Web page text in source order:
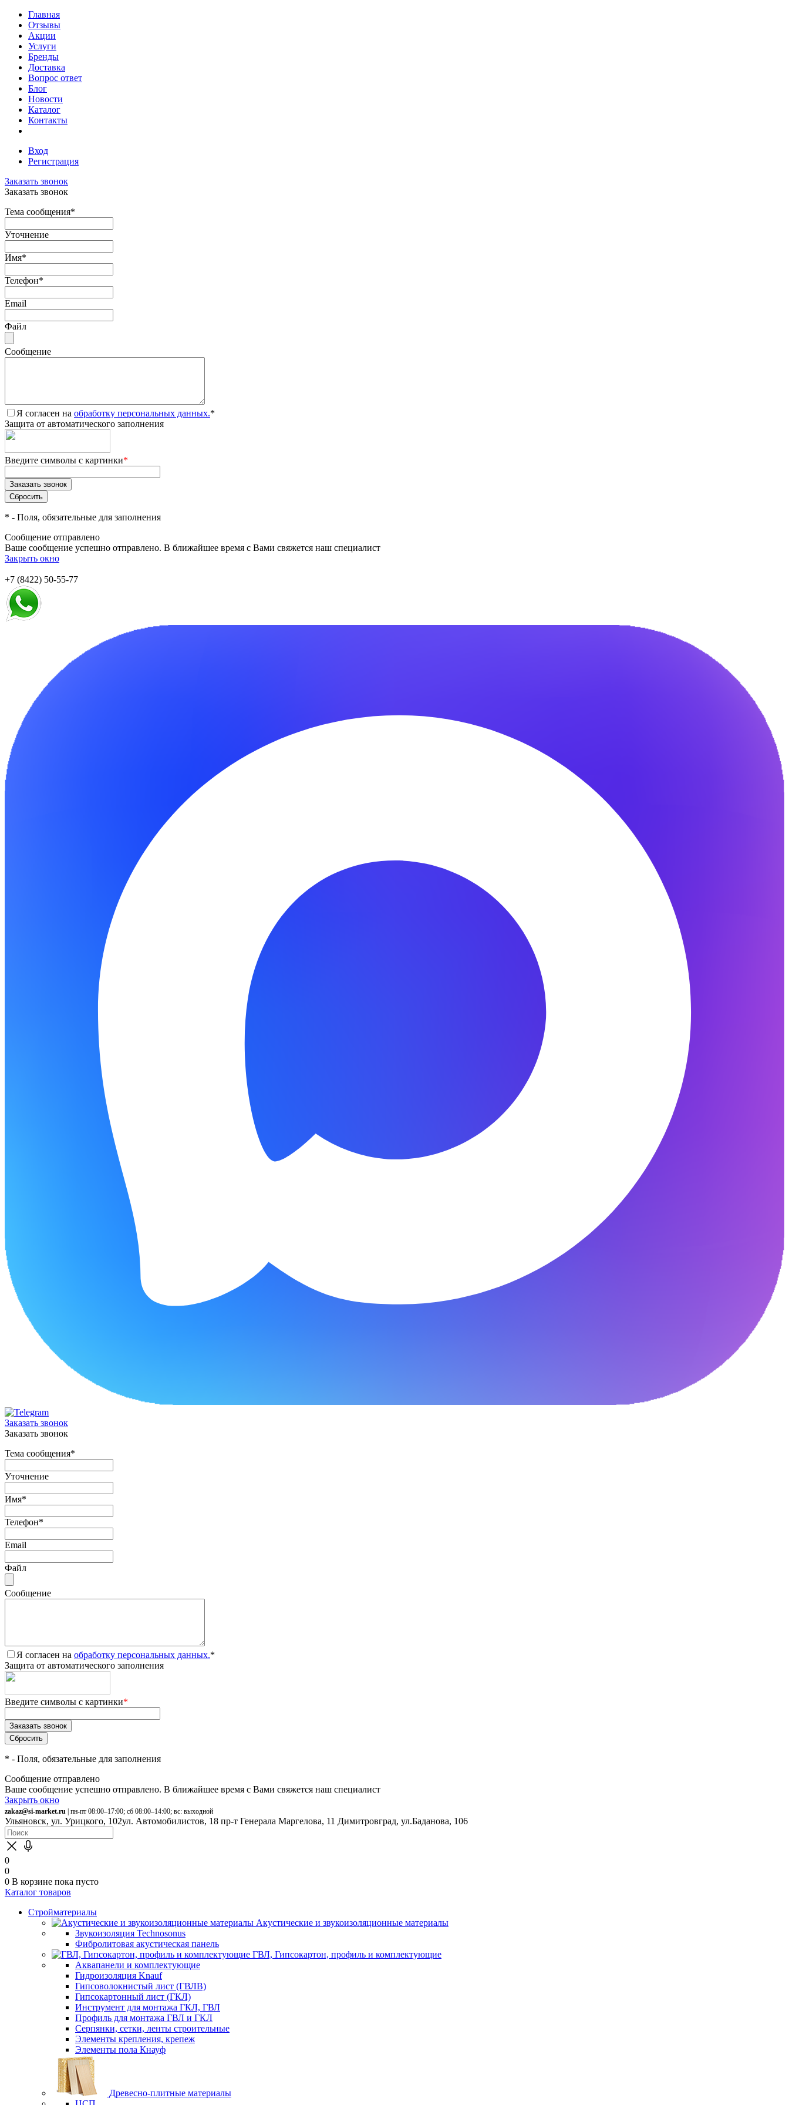
Главная
Отзывы
Акции
Услуги
Бренды
Доставка
Вопрос ответ
Блог
Новости
Каталог
Контакты
Вход
Регистрация
Заказать звонок
Заказать звонок
Тема сообщения*
Уточнение
Имя*
Телефон*
Email
Файл
Сообщение
Я согласен на обработку персональных данных.*
Защита от автоматического заполнения
Введите символы с картинки*
* - Поля, обязательные для заполнения
Сообщение отправлено
Ваше сообщение успешно отправлено. В ближайшее время с Вами свяжется наш специалист
Закрыть окно
+7 (8422) 50-55-77
Заказать звонок
Заказать звонок
Тема сообщения*
Уточнение
Имя*
Телефон*
Email
Файл
Сообщение
Я согласен на обработку персональных данных.*
Защита от автоматического заполнения
Введите символы с картинки*
* - Поля, обязательные для заполнения
Сообщение отправлено
Ваше сообщение успешно отправлено. В ближайшее время с Вами свяжется наш специалист
Закрыть окно
zakaz@si-market.ru | пн-пт 08:00–17:00; сб 08:00–14:00; вс: выходной
Ульяновск, ул. Урицкого, 102ул. Автомобилистов, 18 пр-т Генерала Маргелова, 11 Димитровград, ул.Баданова, 106
0
0
0 В корзине пока пусто
Каталог товаров
Стройматериалы
Акустические и звукоизоляционные материалы
Звукоизоляция Technosonus
Фибролитовая акустическая панель
ГВЛ, Гипсокартон, профиль и комплектующие
Аквапанели и комплектующие
Гидроизоляция Knauf
Гипсоволокнистый лист (ГВЛВ)
Гипсокартонный лист (ГКЛ)
Инструмент для монтажа ГКЛ, ГВЛ
Профиль для монтажа ГВЛ и ГКЛ
Серпянки, сетки, ленты строительные
Элементы крепления, крепеж
Элементы пола Кнауф
Древесно-плитные материалы